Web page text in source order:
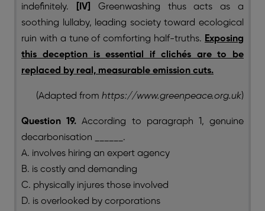
indefinitely.
[IV]
Greenwashing thus acts as a
soothing lullaby, leading society toward ecological
ruin with a tune of comforting half-truths. Exposing
this deception is essential if clichés are to be
replaced by real, measurable emission cuts.
(Adapted from https://www.greenpeace.org.uk)
Question 19.According to paragraph 1, genuine
decarbonisation ______.
A. involves hiring an expert agency
B. is costly and demanding
C. physically injures those involved
D. is overlooked by corporations